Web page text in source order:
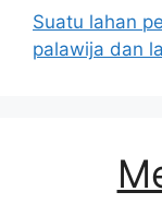
Suatu lahan
palawija dan